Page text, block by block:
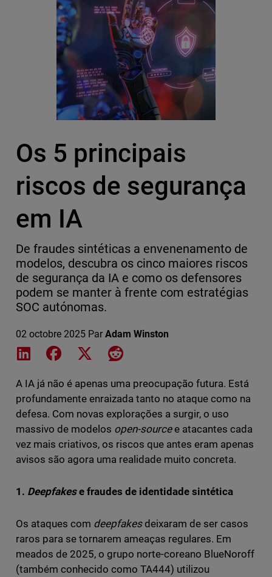
Os 5 principais
riscos de segurança
em IA
De fraudes sintéticas a envenenamento de
modelos, descubra os cinco maiores riscos
de segurança da IA e como os defensores
podem se manter à frente com estratégias
SOC autónomas.
02 octobre 2025 Par Adam Winston
Share on LinkedIn
Share on Facebook
Share on XShare on Reddit
A IA já não é apenas uma preocupação futura. Está
profundamente enraizada tanto no ataque como na
defesa. Com novas explorações a surgir, o uso
massivo de modelos open-sourcee atacantes cada
vez mais criativos, os riscos que antes eram apenas
avisos são agora uma realidade muito concreta.
1. Deepfakese fraudes de identidade sintética
Os ataques com deepfakesdeixaram de ser casos
raros para se tornarem ameaças regulares. Em
meados de 2025, o grupo norte-coreano BlueNoroff
(também conhecido como TA444) utilizou